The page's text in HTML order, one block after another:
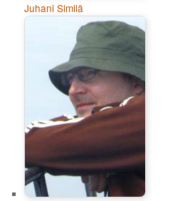
Juhani Similä